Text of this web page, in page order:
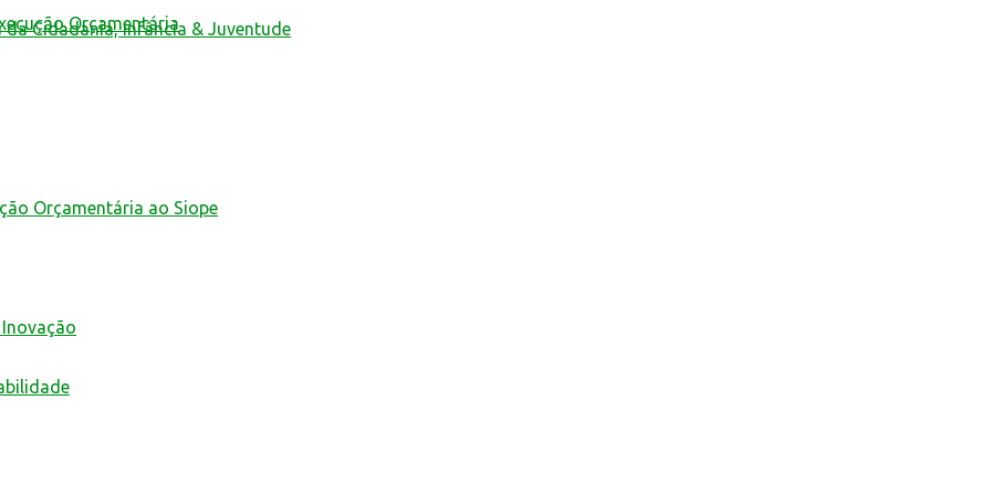
Orçamentária
Cidadania, Infância & Juventude
Orçamentária ao Siope